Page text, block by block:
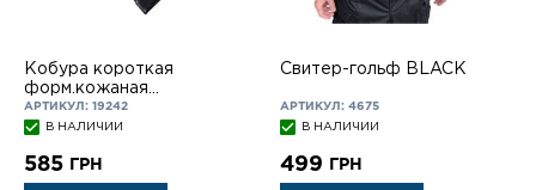
Кобура короткая
форм.кожаная
оперативная вертик,
НАГАН, 312
АРТИКУЛ: 19242
В НАЛИЧИИ
585 ГРН
Свитер-гольф BLACK
АРТИКУЛ: 4675
В НАЛИЧИИ
499 ГРН